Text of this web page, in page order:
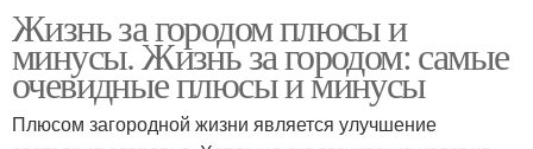
Жизнь за городом плюсы и
минусы. Жизнь за городом: самые
очевидные плюсы и минусы
Плюсом загородной жизни является улучшение